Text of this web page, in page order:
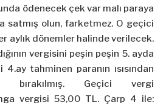
ödenecek çek var malı paraya
satmış olun, farketmez. O geçici
aylık dönemler halinde verilecek.
vergisini peşin peşin 5. ayda
tahminen paranın ısısından
bırakılmış. Geçici vergi
vergisi 53,00 TL. Çarp 4 ile: